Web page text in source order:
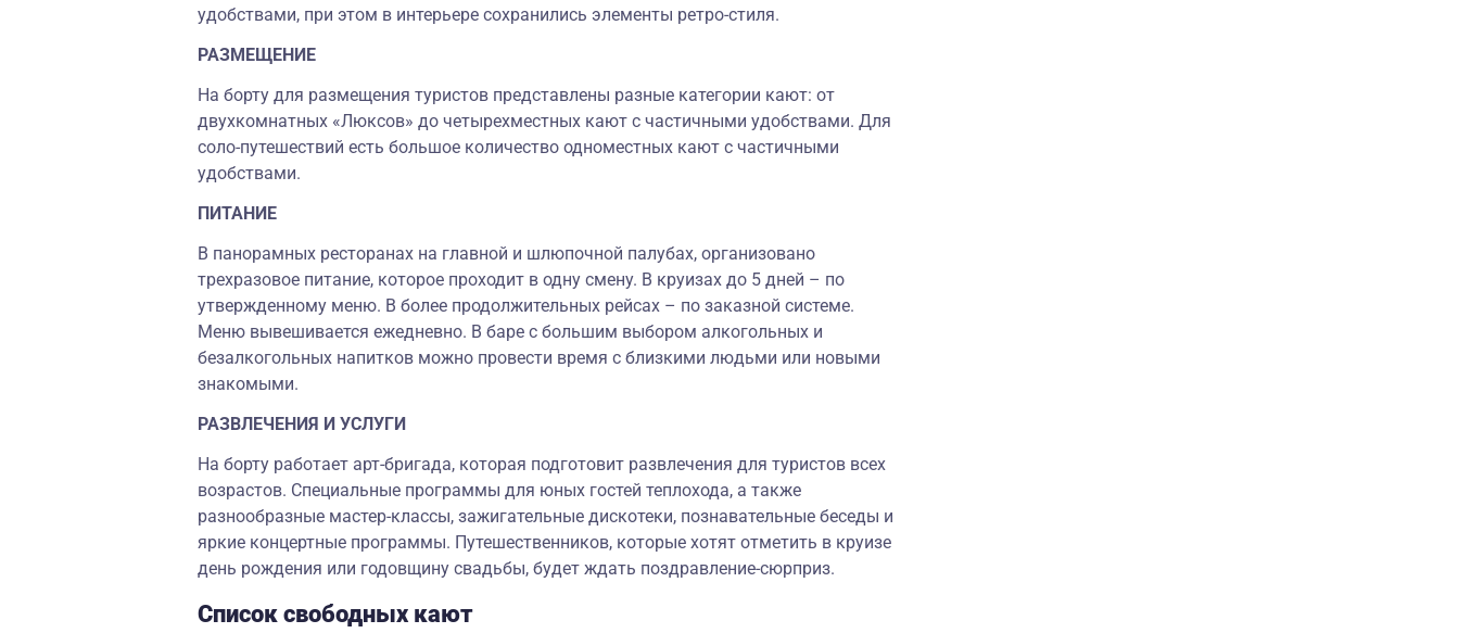
удобствами, при этом в интерьере сохранились элементы ретро-стиля.
РАЗМЕЩЕНИЕ
На борту для размещения туристов представлены разные категории кают: от
двухкомнатных «Люксов» до четырехместных кают с частичными удобствами. Для
соло-путешествий есть большое количество одноместных кают с частичными
удобствами.
ПИТАНИЕ
В панорамных ресторанах на главной и шлюпочной палубах, организовано
трехразовое питание, которое проходит в одну смену. В круизах до 5 дней – по
утвержденному меню. В более продолжительных рейсах – по заказной системе.
Меню вывешивается ежедневно. В баре с большим выбором алкогольных и
безалкогольных напитков можно провести время с близкими людьми или новыми
знакомыми.
РАЗВЛЕЧЕНИЯ И УСЛУГИ
На борту работает арт-бригада, которая подготовит развлечения для туристов всех
возрастов. Специальные программы для юных гостей теплохода, а также
разнообразные мастер-классы, зажигательные дискотеки, познавательные беседы и
яркие концертные программы. Путешественников, которые хотят отметить в круизе
день рождения или годовщину свадьбы, будет ждать поздравление-сюрприз.
Список свободных кают